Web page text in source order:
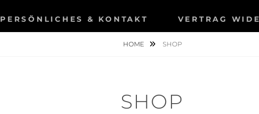
PERSÖNLICHES & KONTAKT VERTRAG
HOME SHOP
SHOP